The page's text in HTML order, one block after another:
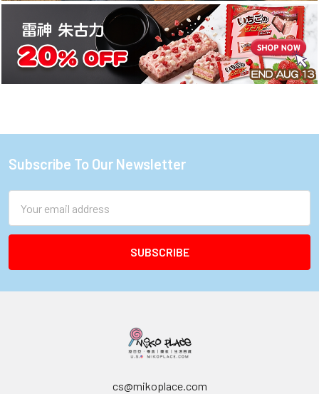
Footer
Subscribe To Our Newsletter
Address
cs@mikoplace.com